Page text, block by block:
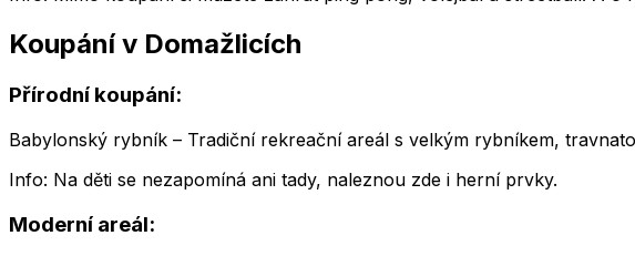
Koupání v Domažlicích
Přírodní koupání:
Babylonský rybník – Tradiční rekreační areál s velkým rybníkem,
Info: Na děti se nezapomíná ani tady, naleznou zde i herní prvky.
Moderní areál: